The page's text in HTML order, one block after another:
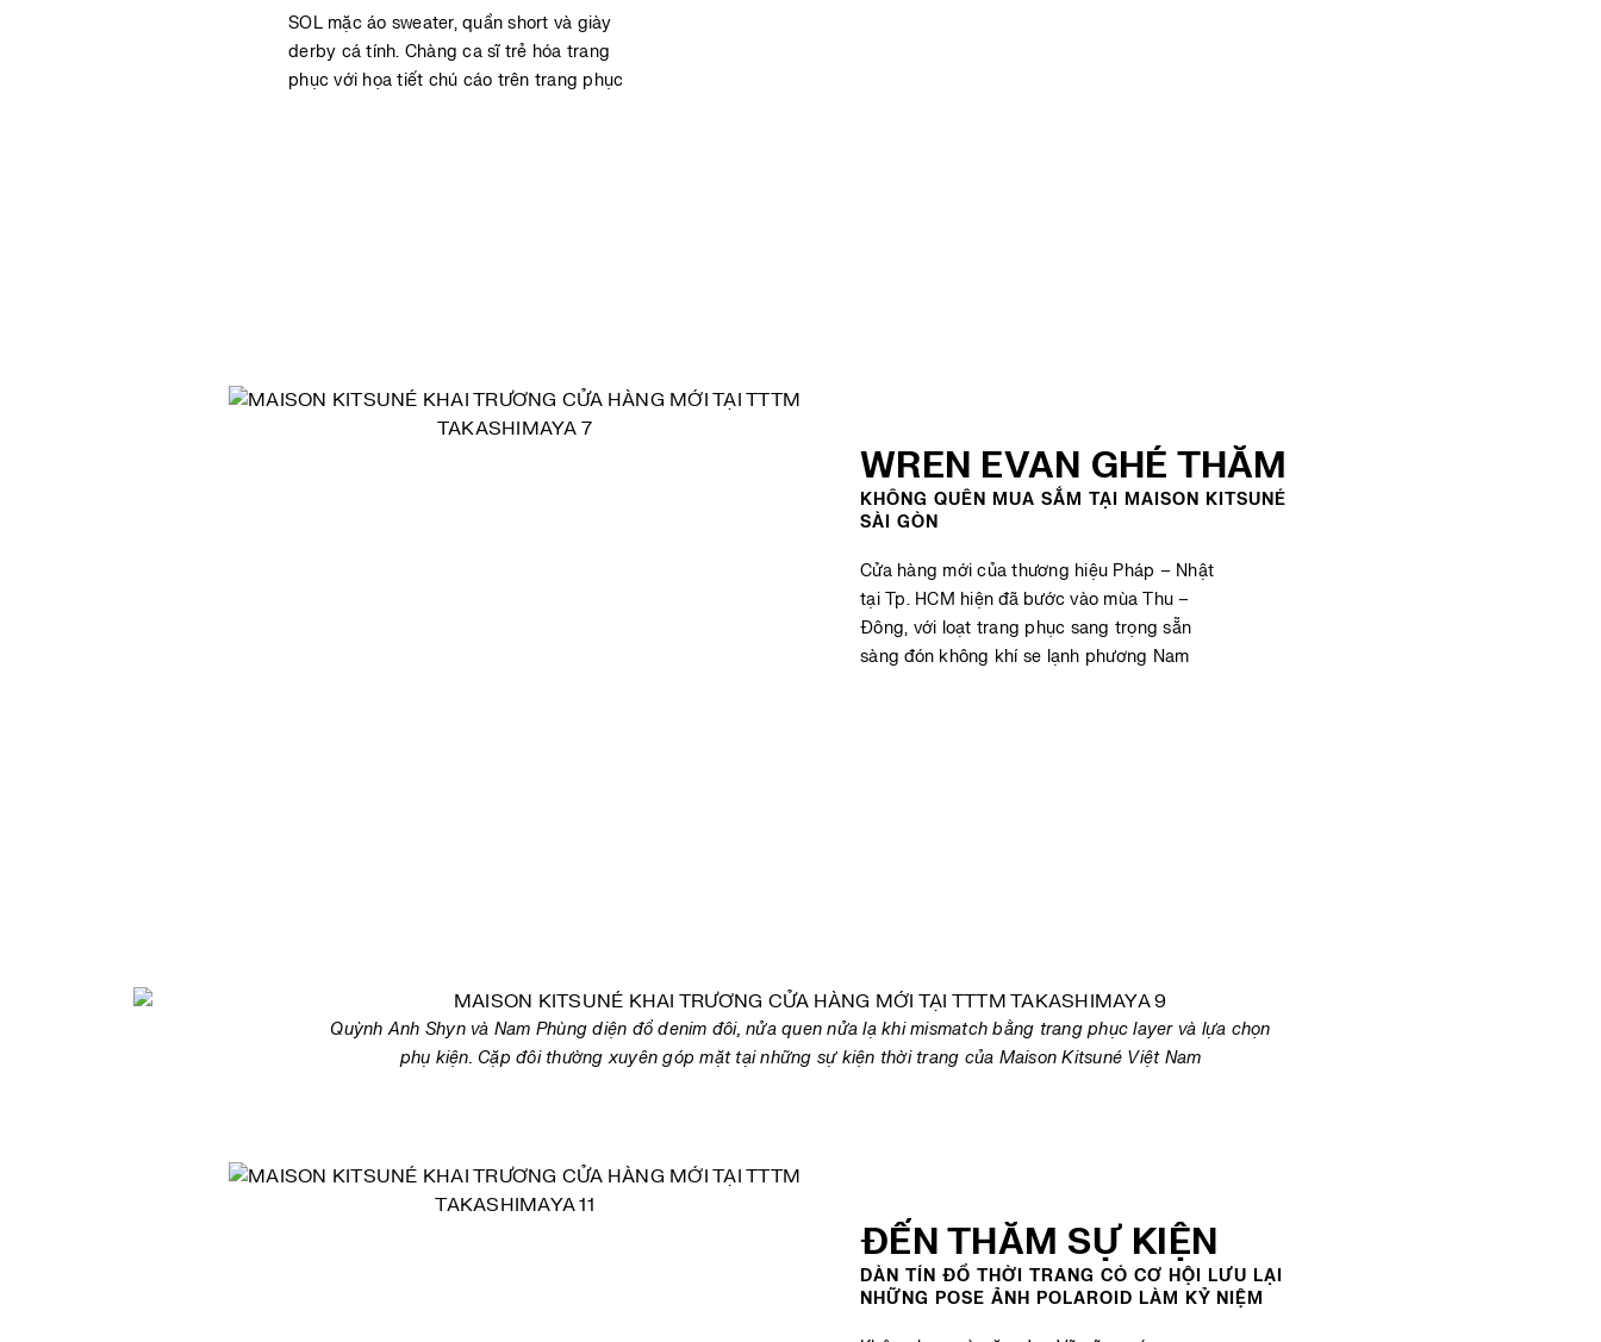
SOL mặc áo sweater, quần short và giày
derby cá tính. Chàng ca sĩ trẻ hóa trang
phục với họa tiết chú cáo trên trang phục
WREN EVAN GHÉ THĂM
KHÔNG QUÊN MUA SẮM TẠI MAISON KITSUNÉ
SÀI GÒN
Cửa hàng mới của thương hiệu Pháp – Nhật
tại Tp. HCM hiện đã bước vào mùa Thu –
Đông, với loạt trang phục sang trọng sẵn
sàng đón không khí se lạnh phương Nam
Quỳnh Anh Shyn và Nam Phùng diện đồ denim đôi, nửa quen nửa lạ khi mismatch bằng trang phục layer và lựa chọn
phụ kiện. Cặp đôi thường xuyên góp mặt tại những sự kiện thời trang của Maison Kitsuné Việt Nam
ĐẾN THĂM SỰ KIỆN
DÀN TÍN ĐỒ THỜI TRANG CÓ CƠ HỘI LƯU LẠI
NHỮNG POSE ẢNH POLAROID LÀM KỶ NIỆM